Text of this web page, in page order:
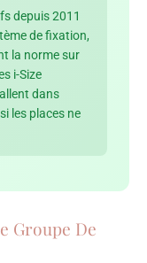
depuis 2011
de fixation,
la norme sur
i-Size
dans
les places ne
Groupe De